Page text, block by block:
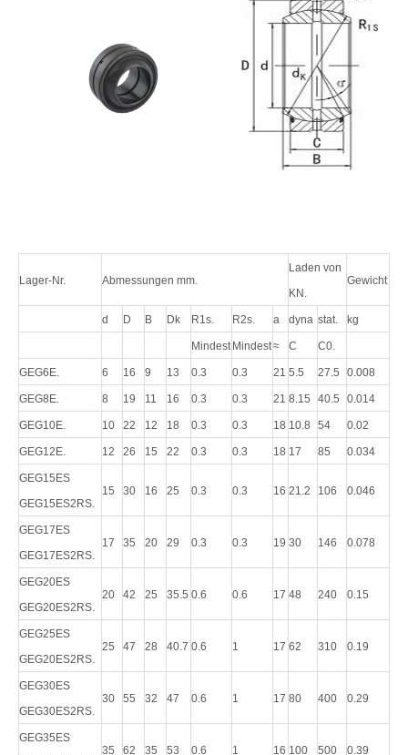
Lager-Nr. Abmessungen mm.
Laden von
KN.
Gewicht
d D B Dk R1s. R2s. a dyna stat. kg
Mindest Mindest≈ C C0.
GEG6E. 6 16 9 13 0.3 0.3 21 5.5 27.5 0.008
GEG8E. 8 19 11 16 0.3 0.3 21 8.15 40.5 0.014
GEG10E. 10 22 12 18 0.3 0.3 18 10.8 54 0.02
GEG12E. 12 26 15 22 0.3 0.3 18 17 85 0.034
GEG15ES
GEG15ES2RS.
15 30 16 25 0.3 0.3 16 21.2 106 0.046
GEG17ES
GEG17ES2RS.
17 35 20 29 0.3 0.3 19 30 146 0.078
GEG20ES ​​
GEG20ES2RS.
20 42 25 35.5 0.6 0.6 17 48 240 0.15
GEG25ES
GEG20ES2RS.
25 47 28 40.7 0.6 1 17 62 310 0.19
GEG30ES
GEG30ES2RS.
30 55 32 47 0.6 1 17 80 400 0.29
GEG35ES
35 62 35 53 0.6 1 16 100 500 0.39